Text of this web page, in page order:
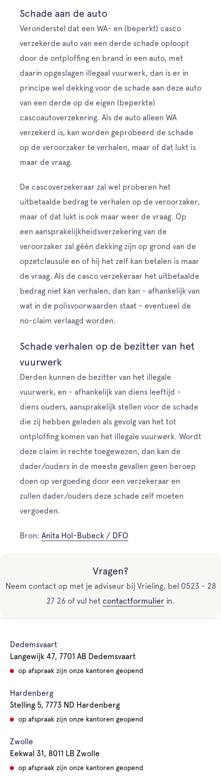
Schade aan de auto
Veronderstel dat een WA- en (beperkt) casco
verzekerde auto van een derde schade oploopt
door de ontploffing en brand in een auto, met
daarin opgeslagen illegaal vuurwerk, dan is er in
principe wel dekking voor de schade aan deze auto
van een derde op de eigen (beperkte)
cascoautoverzekering. Als de auto alleen WA
verzekerd is, kan worden geprobeerd de schade
op de veroorzaker te verhalen, maar of dat lukt is
maar de vraag.
De cascoverzekeraar zal wel proberen het
uitbetaalde bedrag te verhalen op de veroorzaker,
maar of dat lukt is ook maar weer de vraag. Op
een aansprakelijkheidsverzekering van de
veroorzaker zal géén dekking zijn op grond van de
opzetclausule en of hij het zelf kan betalen is maar
de vraag. Als de casco verzekeraar het uitbetaalde
bedrag niet kan verhalen, dan kan - afhankelijk van
wat in de polisvoorwaarden staat - eventueel de
no-claim verlaagd worden.
Schade verhalen op de bezitter van het
vuurwerk
Derden kunnen de bezitter van het illegale
vuurwerk, en - afhankelijk van diens leeftijd -
diens ouders, aansprakelijk stellen voor de schade
die zij hebben geleden als gevolg van het tot
ontploffing komen van het illegale vuurwerk. Wordt
deze claim in rechte toegewezen, dan kan de
dader/ouders in de meeste gevallen geen beroep
doen op vergoeding door een verzekeraar en
zullen dader/ouders deze schade zelf moeten
vergoeden.
Bron: Anita Hol-Bubeck / DFO
Vragen?
Neem contact op met je adviseur bij Vrieling, bel 0523 - 28
27 26 of vul het contactformulier in.
Dedemsvaart
Langewijk 47, 7701 AB Dedemsvaart
op afspraak zijn onze kantoren geopend
Hardenberg
Stelling 5, 7773 ND Hardenberg
op afspraak zijn onze kantoren geopend
Zwolle
Eekwal 31, 8011 LB Zwolle
op afspraak zijn onze kantoren geopend